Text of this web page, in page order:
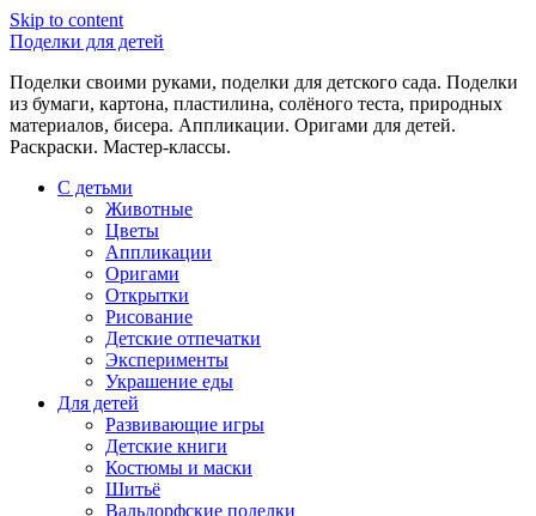
Skip to content
Поделки для детей
Поделки своими руками, поделки для детского сада. Поделки
из бумаги, картона, пластилина, солёного теста, природных
материалов, бисера. Аппликации. Оригами для детей.
Раскраски. Мастер-классы.
С детьми
Животные
Цветы
Аппликации
Оригами
Открытки
Рисование
Детские отпечатки
Эксперименты
Украшение еды
Для детей
Развивающие игры
Детские книги
Костюмы и маски
Шитьё
Вальдорфские поделки